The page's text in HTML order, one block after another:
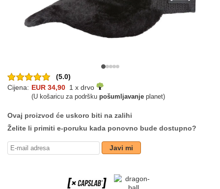
(5.0)
Cijena: EUR 34,90 1 x drvo
(U košaricu za podršku pošumljavanje planet)
Ovaj proizvod će uskoro biti na zalihi
Želite li primiti e-poruku kada ponovno bude dostupno?
Javi mi